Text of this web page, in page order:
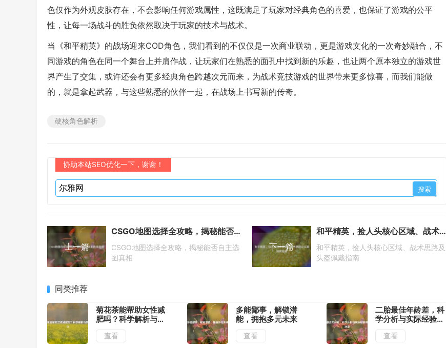
色仅作为外观皮肤存在，不会影响任何游戏属性，这既满足了玩家对经典角色的喜爱，也保证了游戏的公平
性，让每一场战斗的胜负依然取决于玩家的技术与战术。
当《和平精英》的战场迎来COD角色，我们看到的不仅仅是一次商业联动，更是游戏文化的一次奇妙融合，不
同游戏的角色在同一个舞台上并肩作战，让玩家们在熟悉的面孔中找到新的乐趣，也让两个原本独立的游戏世
界产生了交集，或许还会有更多经典角色跨越次元而来，为战术竞技游戏的世界带来更多惊喜，而我们能做
的，就是拿起武器，与这些熟悉的伙伴一起，在战场上书写新的传奇。
硬核角色解析
协助本站SEO优化一下，谢谢！
上一篇
CSGO地图选择全攻略，揭秘能否自主选图真相
CSGO地图选择全攻略，揭秘能否自主选
图真相
下一篇
和平精英，捡人头核心区域、战术思路及头盔佩戴指南
和平精英，捡人头核心区域、战术思路及
头盔佩戴指南
同类推荐
菊花茶能帮助女性减
肥吗？科学解析与饮
用建议
查看
多能鄙事，解锁潜
能，拥抱多元未来
查看
二胎最佳年龄差，科
学分析与实际经验帮
你做决定
查看